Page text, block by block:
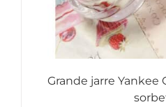
Grande jarre Yankee